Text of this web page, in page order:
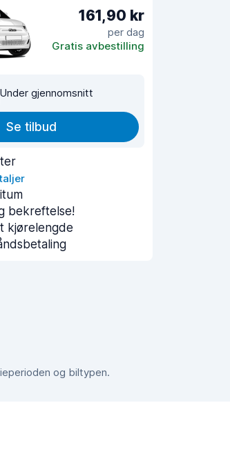
161,90 kr
per dag
Gratis avbestilling
Under gjennomsnitt
Se tilbud
bekreftelse!
kjørelengde
og biltypen.